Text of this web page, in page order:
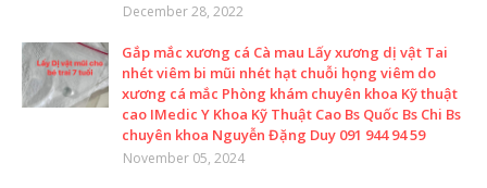
December 28, 2022
Gắp mắc xương cá Cà mau Lấy xương dị vật Tai
nhét viêm bi mũi nhét hạt chuỗi họng viêm do
xương cá mắc Phòng khám chuyên khoa Kỹ thuật
cao IMedic Y Khoa Kỹ Thuật Cao Bs Quốc Bs Chi Bs
chuyên khoa Nguyễn Đặng Duy 091 944 94 59
November 05, 2024